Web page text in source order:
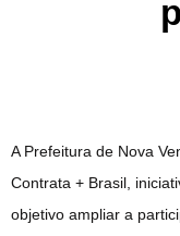
A Prefeitura de Nova
Contrata + Brasil,
objetivo ampliar a